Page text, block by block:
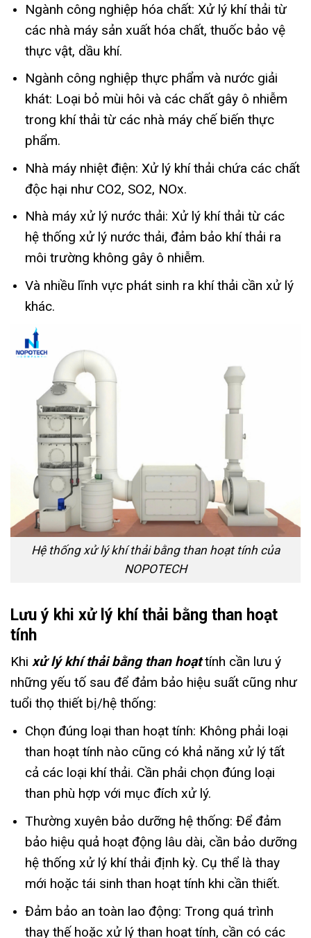
Ngành công nghiệp hóa chất: Xử lý khí thải từ
các nhà máy sản xuất hóa chất, thuốc bảo vệ
thực vật, dầu khí.
Ngành công nghiệp thực phẩm và nước giải
khát: Loại bỏ mùi hôi và các chất gây ô nhiễm
trong khí thải từ các nhà máy chế biến thực
phẩm.
Nhà máy nhiệt điện: Xử lý khí thải chứa các chất
độc hại như CO2, SO2, NOx.
Nhà máy xử lý nước thải: Xử lý khí thải từ các
hệ thống xử lý nước thải, đảm bảo khí thải ra
môi trường không gây ô nhiễm.
Và nhiều lĩnh vực phát sinh ra khí thải cần xử lý
khác.
Hệ thống xử lý khí thải bằng than hoạt tính của
NOPOTECH
Lưu ý khi xử lý khí thải bằng than hoạt
tính
Khi xử lý khí thải bằng than hoạt tính cần lưu ý
những yếu tố sau để đảm bảo hiệu suất cũng như
tuổi thọ thiết bị/hệ thống:
Chọn đúng loại than hoạt tính: Không phải loại
than hoạt tính nào cũng có khả năng xử lý tất
cả các loại khí thải. Cần phải chọn đúng loại
than phù hợp với mục đích xử lý.
Thường xuyên bảo dưỡng hệ thống: Để đảm
bảo hiệu quả hoạt động lâu dài, cần bảo dưỡng
hệ thống xử lý khí thải định kỳ. Cụ thể là thay
mới hoặc tái sinh than hoạt tính khi cần thiết.
Đảm bảo an toàn lao động: Trong quá trình
thay thế hoặc xử lý than hoạt tính, cần có các